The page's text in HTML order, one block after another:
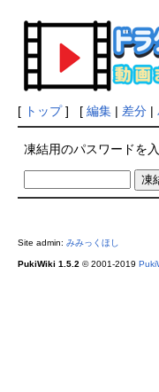
[ トップ] [ 編集| 差分|
凍結用のパスワードを
Site admin: みみっくほし
PukiWiki 1.5.2© 2001-2019